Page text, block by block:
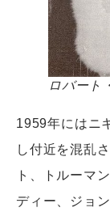
ロバート
1959年にはニ
し付近を混乱
ト、トルーマ
ディー、ジョ